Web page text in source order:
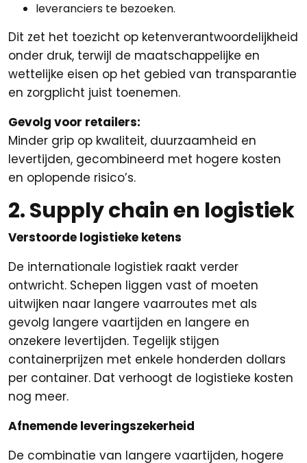
leveranciers te bezoeken.
Dit zet het toezicht op ketenverantwoordelijkheid
onder druk, terwijl de maatschappelijke en
wettelijke eisen op het gebied van transparantie
en zorgplicht juist toenemen.
Gevolg voor retailers:
Minder grip op kwaliteit, duurzaamheid en
levertijden, gecombineerd met hogere kosten
en oplopende risico’s.
2. Supply chain en logistiek
Verstoorde logistieke ketens
De internationale logistiek raakt verder
ontwricht. Schepen liggen vast of moeten
uitwijken naar langere vaarroutes met als
gevolg langere vaartijden en langere en
onzekere levertijden. Tegelijk stijgen
containerprijzen met enkele honderden dollars
per container. Dat verhoogt de logistieke kosten
nog meer.
Afnemende leveringszekerheid
De combinatie van langere vaartijden, hogere